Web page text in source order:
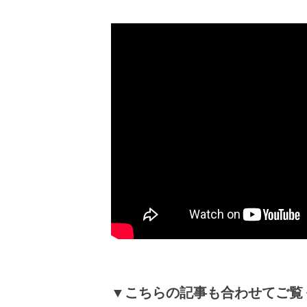
▼こちらの記事も合わせてご覧